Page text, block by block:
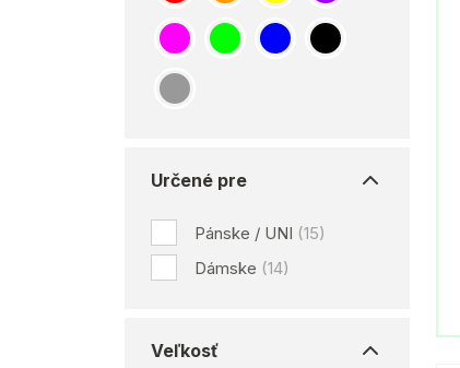
Určené pre
Pánske / UNI (15)
Dámske (14)
Veľkosť